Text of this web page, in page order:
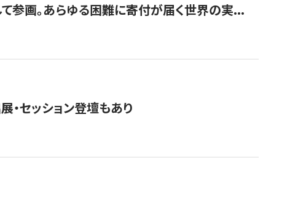
参画。あらゆる困難に寄付が届く世界の実...
・セッション登壇もあり